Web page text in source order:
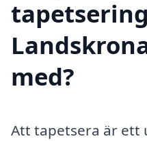
med?
Att tapetsera är ett